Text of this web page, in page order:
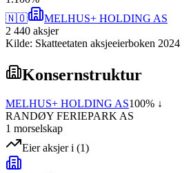
🇳🇴
MELHUS+ HOLDING AS
2 440 aksjer
Kilde: Skatteetaten aksjeeierboken 2024
Konsernstruktur
MELHUS+ HOLDING AS100% ↓
RANDØY FERIEPARK AS
1 morselskap
Eier aksjer i (1)